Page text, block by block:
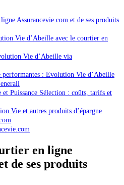
Assurancevie.com et de ses produits
Vie d’Abeille avec le courtier en
Vie d’Abeille via
performantes : Evolution Vie d’Abeille
Puissance Sélection : coûts, tarifs et
Vie et autres produits d’épargne
en ligne
de ses produits